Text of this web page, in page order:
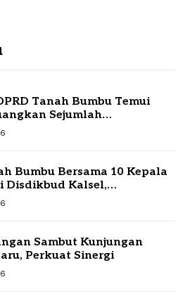
Tanah Bumbu Temui
Sejumlah
Strategis
Bumbu Bersama 10 Kepala
Disdikbud Kalsel,
Kebutuhan Guru dan
Sambut Kunjungan
Perkuat Sinergi